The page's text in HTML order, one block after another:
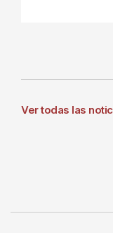
Ver todas las